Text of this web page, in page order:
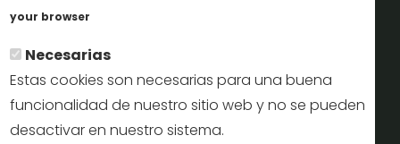
your browser
Necesarias
Estas cookies son necesarias para una buena
funcionalidad de nuestro sitio web y no se pueden
desactivar en nuestro sistema.
Perfil del contratante
Oficinas de Turismo
reservas@turismodesegovia.com
info@turismodesegovia.com